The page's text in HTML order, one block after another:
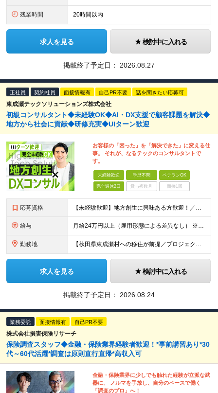
残業時間 20時間以内
求人を見る 検討中に入れる
掲載終了予定日： 2026.08.27
正社員 契約社員 面接情報有 自己PR不要 話を聞きたい応募可
東成瀬テックソリューションズ株式会社
初級コンサルタント◆未経験OK◆AI・DX支援で顧客課題を解決◆
地方から社会に貢献◆研修充実◆UIターン歓迎
お客様の「困った」を「解決できた」に変える仕
事。 それが、なるテックのコンサルタントで
す。
未経験歓迎 学歴不問 ベテランOK
完全週休2日 賞与複数月 面接1回
応募資格 【未経験歓迎】地方創生に興味ある方歓迎！／東成瀬村に移住できる方が対象です ＜経験・スキルは問いません！＞ ★学歴不問 ★IT業界・コンサルタント未経験者も歓迎 ★第二新卒、社会人経験の浅い方もOK
給与 月給24万円以上（雇用形態による差異なし） ※実務経験者は入社前に査定面談を実施のうえスキルや実績をベースに別途提示します。 ※IT・WEB業界の経験が5年以上ある方は、別途査定のうえ給与を決定します
勤務地 【秋田県東成瀬村への移住が前提／プロジェクトにより、客先へ出向いたり、他の自治体に赴任する可能性があります】 秋田県雄勝郡東成瀬村田子内仙人下30-1 東成瀬村山村開発センター内 ★紅茶とコーヒーが無
求人を見る 検討中に入れる
掲載終了予定日： 2026.08.24
業務委託 面接情報有 自己PR不要
株式会社損害保険リサーチ
保険調査スタッフ◆金融・保険業界経験者歓迎！*事前講習あり*30
代～60代活躍*調査は原則直行直帰*高収入可
金融・保険業界に少しでも触れた経験が立派な武
器に。 ノルマを手放し、自分のペースで働く
「調査のプロ」へ！